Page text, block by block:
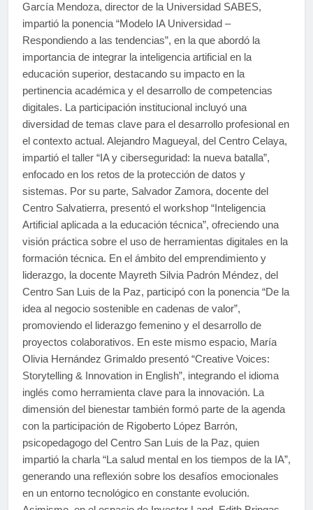
García Mendoza, director de la Universidad SABES,
impartió la ponencia “Modelo IA Universidad –
Respondiendo a las tendencias”, en la que abordó la
importancia de integrar la inteligencia artificial en la
educación superior, destacando su impacto en la
pertinencia académica y el desarrollo de competencias
digitales. La participación institucional incluyó una
diversidad de temas clave para el desarrollo profesional en
el contexto actual. Alejandro Magueyal, del Centro Celaya,
impartió el taller “IA y ciberseguridad: la nueva batalla”,
enfocado en los retos de la protección de datos y
sistemas. Por su parte, Salvador Zamora, docente del
Centro Salvatierra, presentó el workshop “Inteligencia
Artificial aplicada a la educación técnica”, ofreciendo una
visión práctica sobre el uso de herramientas digitales en la
formación técnica. En el ámbito del emprendimiento y
liderazgo, la docente Mayreth Silvia Padrón Méndez, del
Centro San Luis de la Paz, participó con la ponencia “De la
idea al negocio sostenible en cadenas de valor”,
promoviendo el liderazgo femenino y el desarrollo de
proyectos colaborativos. En este mismo espacio, María
Olivia Hernández Grimaldo presentó “Creative Voices:
Storytelling & Innovation in English”, integrando el idioma
inglés como herramienta clave para la innovación. La
dimensión del bienestar también formó parte de la agenda
con la participación de Rigoberto López Barrón,
psicopedagogo del Centro San Luis de la Paz, quien
impartió la charla “La salud mental en los tiempos de la IA”,
generando una reflexión sobre los desafíos emocionales
en un entorno tecnológico en constante evolución.